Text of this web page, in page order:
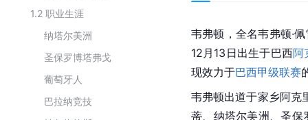
1.2 职业生涯
纳塔尔美洲
圣保罗博塔弗戈
葡萄牙人
巴拉纳竞技
韦弗顿，全名韦弗顿·佩
12月13日出生于巴西阿
现效力于巴西甲级联赛
韦弗顿出道于家乡阿克
蒂、纳塔尔美洲、圣保